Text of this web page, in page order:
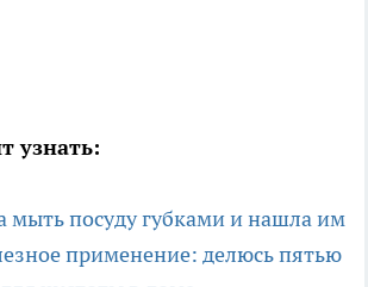
узнать:
мыть посуду губками и нашла им
применение: делюсь пятью